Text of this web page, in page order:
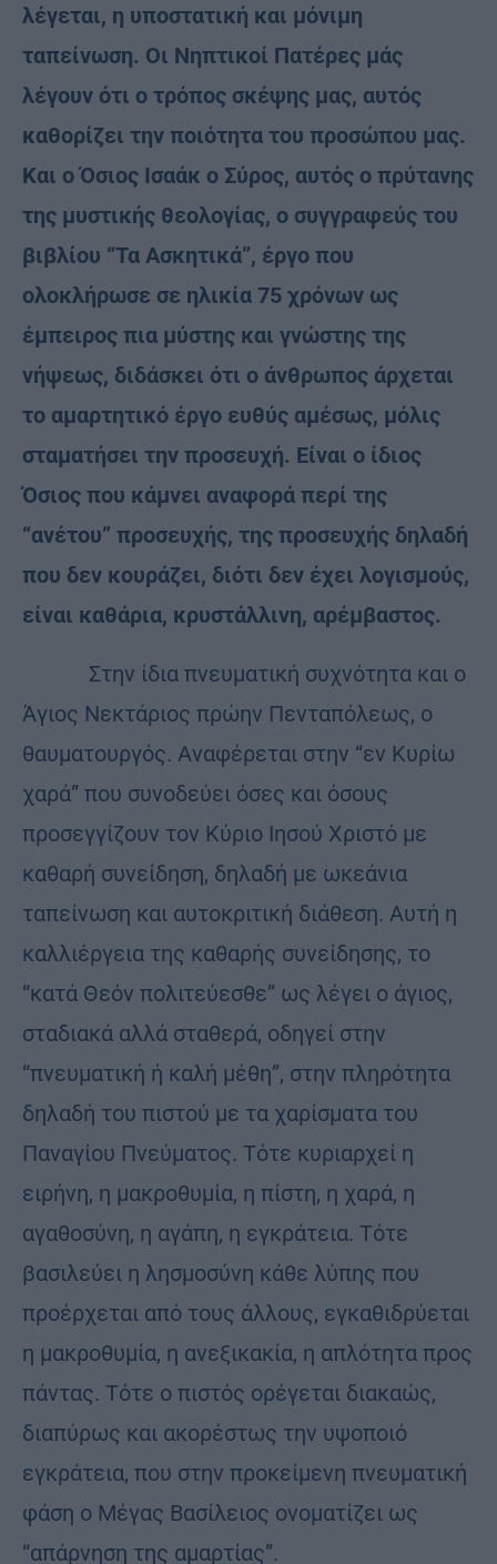
λέγεται, η υποστατική και μόνιμη
ταπείνωση. Οι Νηπτικοί Πατέρες μάς
λέγουν ότι ο τρόπος σκέψης μας, αυτός
καθορίζει την ποιότητα του προσώπου μας.
Και ο Όσιος Ισαάκ ο Σύρος, αυτός ο πρύτανης
της μυστικής θεολογίας, ο συγγραφεύς του
βιβλίου “Τα Ασκητικά”, έργο που
ολοκλήρωσε σε ηλικία 75 χρόνων ως
έμπειρος πια μύστης και γνώστης της
νήψεως, διδάσκει ότι ο άνθρωπος άρχεται
το αμαρτητικό έργο ευθύς αμέσως, μόλις
σταματήσει την προσευχή. Είναι ο ίδιος
Όσιος που κάμνει αναφορά περί της
“ανέτου” προσευχής, της προσευχής δηλαδή
που δεν κουράζει, διότι δεν έχει λογισμούς,
είναι καθάρια, κρυστάλλινη, αρέμβαστος.
Στην ίδια πνευματική συχνότητα και ο
Άγιος Νεκτάριος πρώην Πενταπόλεως, ο
θαυματουργός. Αναφέρεται στην “εν Κυρίω
χαρά” που συνοδεύει όσες και όσους
προσεγγίζουν τον Κύριο Ιησού Χριστό με
καθαρή συνείδηση, δηλαδή με ωκεάνια
ταπείνωση και αυτοκριτική διάθεση. Αυτή η
καλλιέργεια της καθαρής συνείδησης, το
“κατά Θεόν πολιτεύεσθε” ως λέγει ο άγιος,
σταδιακά αλλά σταθερά, οδηγεί στην
“πνευματική ή καλή μέθη”, στην πληρότητα
δηλαδή του πιστού με τα χαρίσματα του
Παναγίου Πνεύματος. Τότε κυριαρχεί η
ειρήνη, η μακροθυμία, η πίστη, η χαρά, η
αγαθοσύνη, η αγάπη, η εγκράτεια. Τότε
βασιλεύει η λησμοσύνη κάθε λύπης που
προέρχεται από τους άλλους, εγκαθιδρύεται
η μακροθυμία, η ανεξικακία, η απλότητα προς
πάντας. Τότε ο πιστός ορέγεται διακαώς,
διαπύρως και ακορέστως την υψοποιό
εγκράτεια, που στην προκείμενη πνευματική
φάση ο Μέγας Βασίλειος ονοματίζει ως
“απάρνηση της αμαρτίας”.